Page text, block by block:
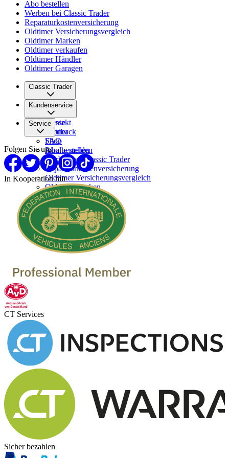
Abo bestellen
Werben bei Classic Trader
Reparaturkostenversicherung
Oldtimer Versicherungsvergleich
Oldtimer Marken
Oldtimer verkaufen
Oldtimer Händler
Oldtimer Garagen
Classic Trader
Über uns
Karriere
Presse
Partner
Kundenservice
Kontakt
Feedback
FAQ
Inhalte melden
Service
Shop
Abo bestellen
Werben bei Classic Trader
Reparaturkostenversicherung
Oldtimer Versicherungsvergleich
Oldtimer Marken
Oldtimer verkaufen
Oldtimer Händler
Oldtimer Garagen
Folgen Sie uns
In Kooperation mit
CT Services
Sicher bezahlen